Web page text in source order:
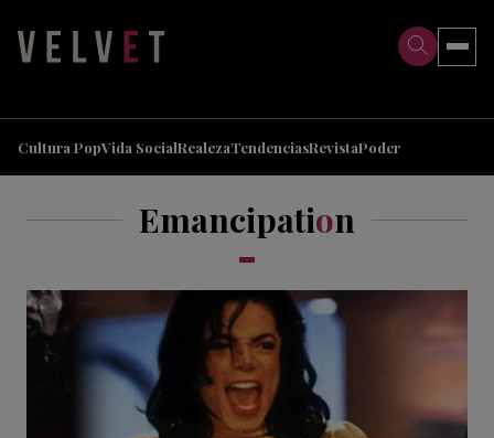
Cultura PopVida SocialRealezaTendenciasRevistaPoder
Emancipation